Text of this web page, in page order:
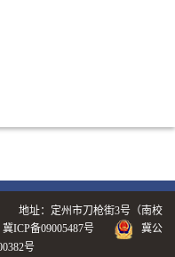
址：定州市刀枪街3号（南校
冀ICP备09005487号
冀公
号